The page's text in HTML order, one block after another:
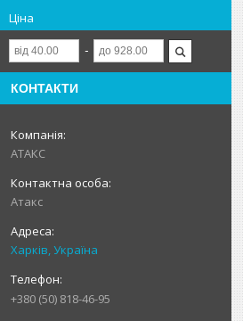
Ціна
КОНТАКТИ
АТАКС
Атакс
Харків, Україна
+380 (50) 818-46-95